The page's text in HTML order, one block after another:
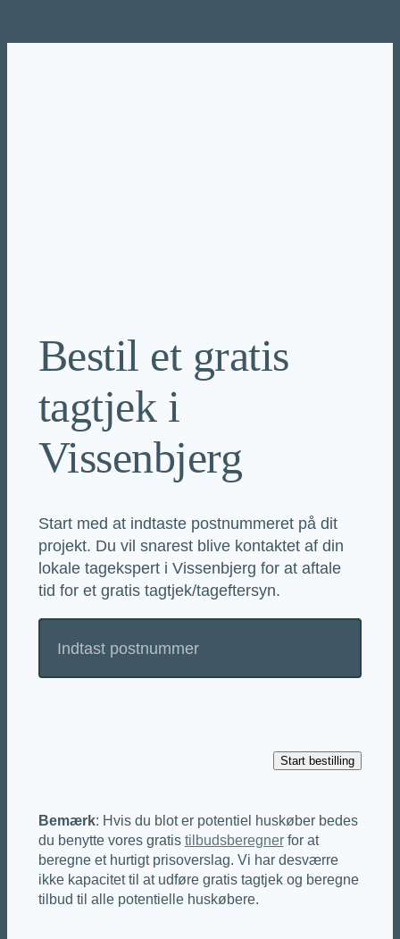
til
Bestil et gratis
tagtjek i
Vissenbjerg
Start med at indtaste postnummeret på dit
projekt. Du vil snarest blive kontaktet af din
lokale tagekspert i Vissenbjerg for at aftale
tid for et gratis tagtjek/tageftersyn.
Bemærk: Hvis du blot er potentiel huskøber bedes
du benytte vores gratis tilbudsberegnerfor at
beregne et hurtigt prisoverslag. Vi har desværre
ikke kapacitet til at udføre gratis tagtjek og beregne
tilbud til alle potentielle huskøbere.